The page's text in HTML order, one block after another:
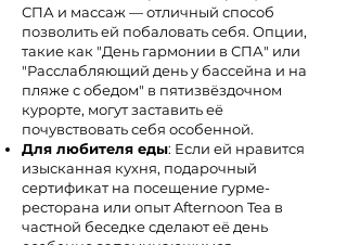
СПА и массаж — отличный способ
позволить ей побаловать себя. Опции,
такие как "День гармонии в СПА" или
"Расслабляющий день у бассейна и на
пляже с обедом" в пятизвёздочном
курорте, могут заставить её
почувствовать себя особенной.
Для любителя еды: Если ей нравится
изысканная кухня, подарочный
сертификат на посещение гурме-
ресторана или опыт Afternoon Tea в
частной беседке сделают её день